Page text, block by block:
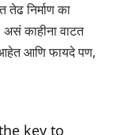
निर्माण का
काहीना वाटत
आहेत आणि फायदे पण,
key to